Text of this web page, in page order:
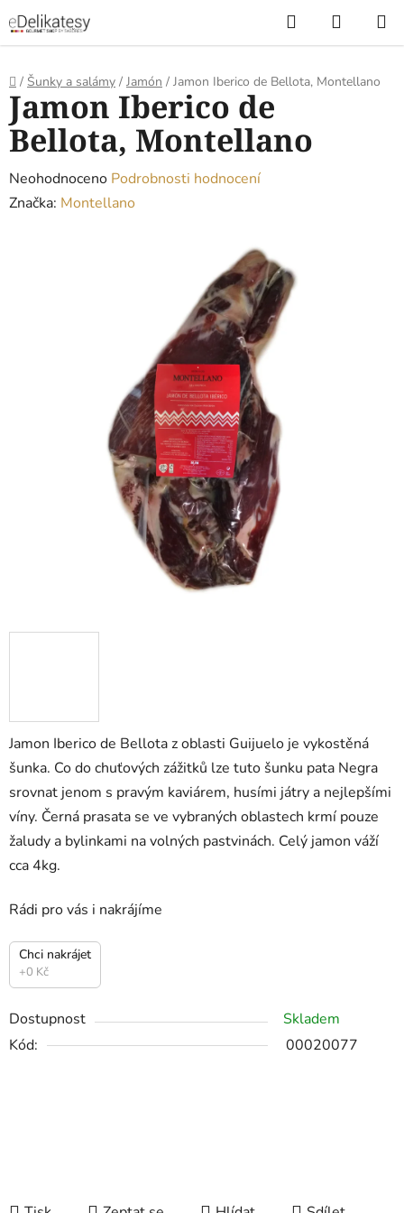
na
obsah
Hledat
KOŠÍK
Domů
/ Šunky a salámy / Jamón / Jamon Iberico de Bellota, Montellano
Jamon Iberico de Bellota z oblasti Guijuelo je vykostěná
šunka. Co do chuťových zážitků lze tuto šunku pata Negra
srovnat jenom s pravým kaviárem, husími játry a nejlepšími
víny. Černá prasata se ve vybraných oblastech krmí pouze
žaludy a bylinkami na volných pastvinách. Celý jamon váží
cca 4kg.
Rádi pro vás i nakrájíme
Chci nakrájet
+0 Kč
Dostupnost
Skladem
Kód:
00020077
Jamon Iberico de
Bellota, Montellano
Průměrné
hodnocení
Neohodnoceno Podrobnosti hodnocení
Značka: Montellano